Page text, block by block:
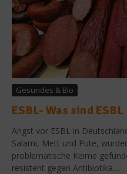
Gesundes & Bio
ESBL- Was sind
Angst vor ESBL in
Salami, Mett und Pute,
problematische Keime
resistent gegen Antibiotika....